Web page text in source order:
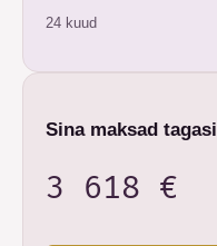
24 kuud
Sina maksad tagasi
3 618 €